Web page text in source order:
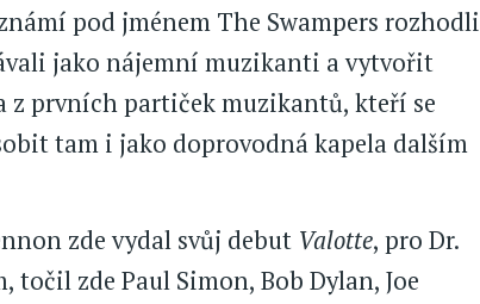
pod jménem The Swampers rozhodli
jako nájemní muzikanti a vytvořit
z prvních partiček muzikantů, kteří se
tam i jako doprovodná kapela dalším
zde vydal svůj debut Valotte, pro Dr.
zde Paul Simon, Bob Dylan, Joe